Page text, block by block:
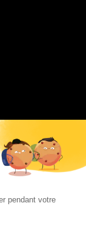
pendant votre